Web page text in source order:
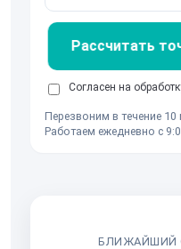
Рассчитать
Согласен на
Перезвоним в течение 10
Работаем ежедневно с
БЛИЖАЙШИЙ